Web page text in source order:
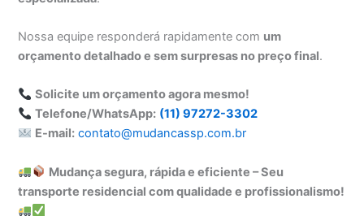
Nossa equipe responderá rapidamente com um
orçamento detalhado e sem surpresas no preço final.
Solicite um orçamento agora mesmo!
Telefone/WhatsApp: (11) 97272-3302
E-mail: contato@mudancassp.com.br
Mudança segura, rápida e eficiente – Seu
transporte residencial com qualidade e profissionalismo!